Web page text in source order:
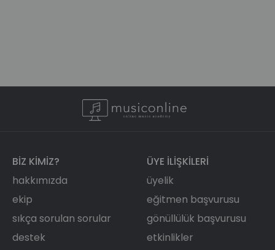
BIZ KIMIZ?
hakkımızda
ekip
sıkça sorulan sorular
destek
ÜYE ILIŞKILERI
üyelik
eğitmen başvurusu
gönüllülük başvurusu
etkinlikler